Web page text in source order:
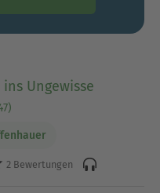
Ungewisse
2 Bewertungen